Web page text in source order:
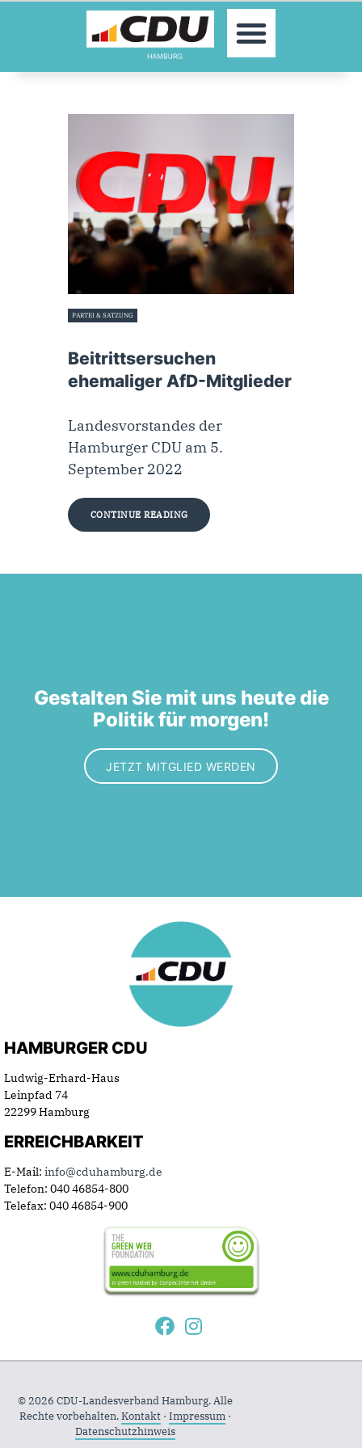
MOIN!
AKTUELLES
PARLAMENTE
SPENDEN
MITGLIED WERDEN!
PARTEI & SATZUNG
Beitrittsersuchen
ehemaliger AfD-Mitglieder
Landesvorstandes der
Hamburger CDU am 5.
September 2022
CONTINUE READING
Gestalten Sie mit uns heute die
Politik für morgen!
JETZT MITGLIED WERDEN
HAMBURGER CDU
Ludwig-Erhard-Haus
Leinpfad 74
22299 Hamburg
ERREICHBARKEIT
E-Mail: info@cduhamburg.de
Telefon: 040 46854-800
Telefax: 040 46854-900
© 2026 CDU-Landesverband Hamburg. Alle
Rechte vorbehalten.Kontakt · Impressum ·
Datenschutzhinweis